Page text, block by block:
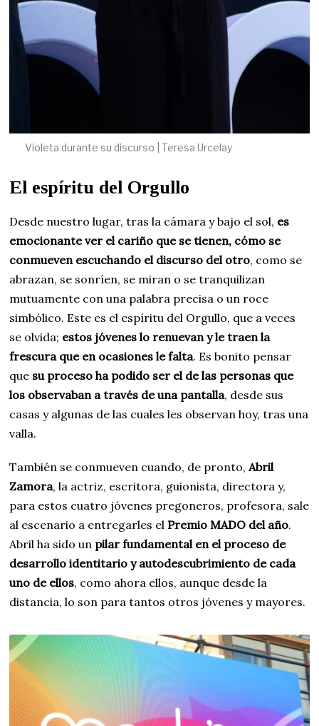
Violeta durante su discurso | Teresa Urcelay
El espíritu del Orgullo
Desde nuestro lugar, tras la cámara y bajo el sol, es
emocionante ver el cariño que se tienen, cómo se
conmueven escuchando el discurso del otro, como se
abrazan, se sonríen, se miran o se tranquilizan
mutuamente con una palabra precisa o un roce
simbólico. Este es el espíritu del Orgullo, que a veces
se olvida; estos jóvenes lo renuevan y le traen la
frescura que en ocasiones le falta. Es bonito pensar
que su proceso ha podido ser el de las personas que
los observaban a través de una pantalla, desde sus
casas y algunas de las cuales les observan hoy, tras una
valla.
También se conmueven cuando, de pronto,Abril
Zamora, la actriz, escritora, guionista, directora y,
para estos cuatro jóvenes pregoneros, profesora, sale
al escenario a entregarles elPremio MADO del año.
Abril ha sido un pilar fundamental en el proceso de
desarrollo identitario y autodescubrimiento de cada
uno de ellos, como ahora ellos, aunque desde la
distancia, lo son para tantos otros jóvenes y mayores.